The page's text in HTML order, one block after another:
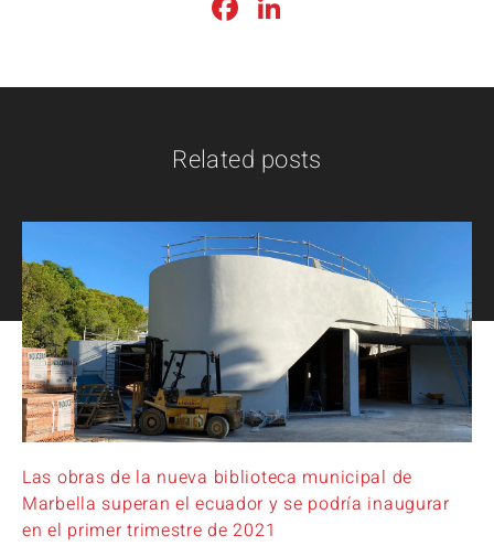
Related posts
Las obras de la nueva biblioteca municipal de
Marbella superan el ecuador y se podría inaugurar
en el primer trimestre de 2021